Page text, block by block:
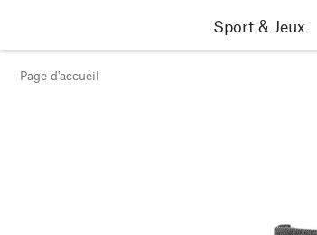
Sport & Jeux
Page d'accueil